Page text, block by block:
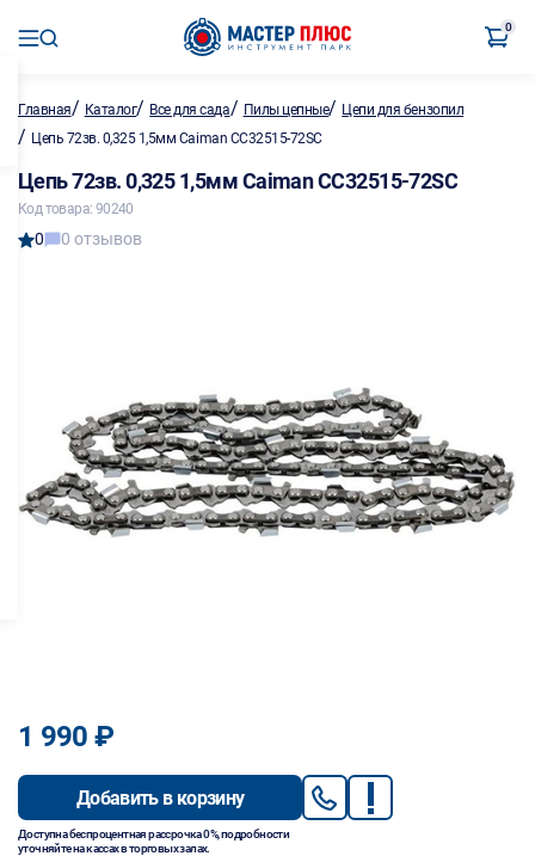
0
Главная/ Каталог/ Все для сада/ Пилы цепные/ Цепи для бензопил
/ Цепь 72зв. 0,325 1,5мм Caiman CC32515-72SC
Цепь 72зв. 0,325 1,5мм Caiman CC32515-72SC
Код товара: 90240
0 0 отзывов
1 990 ₽
Добавить в корзину
Доступна беспроцентная рассрочка 0%, подробности
уточняйте на кассах в торговых залах.